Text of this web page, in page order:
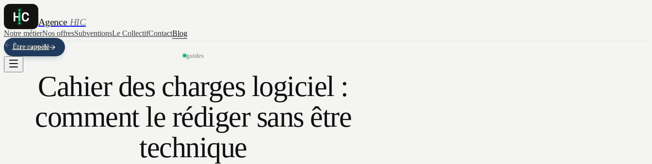
Agence HIC
Notre métierNos offresSubventionsLe CollectifContactBlog
Être rappelé
Retour au blog
guides
Cahier des charges logiciel :
comment le rédiger sans être
technique